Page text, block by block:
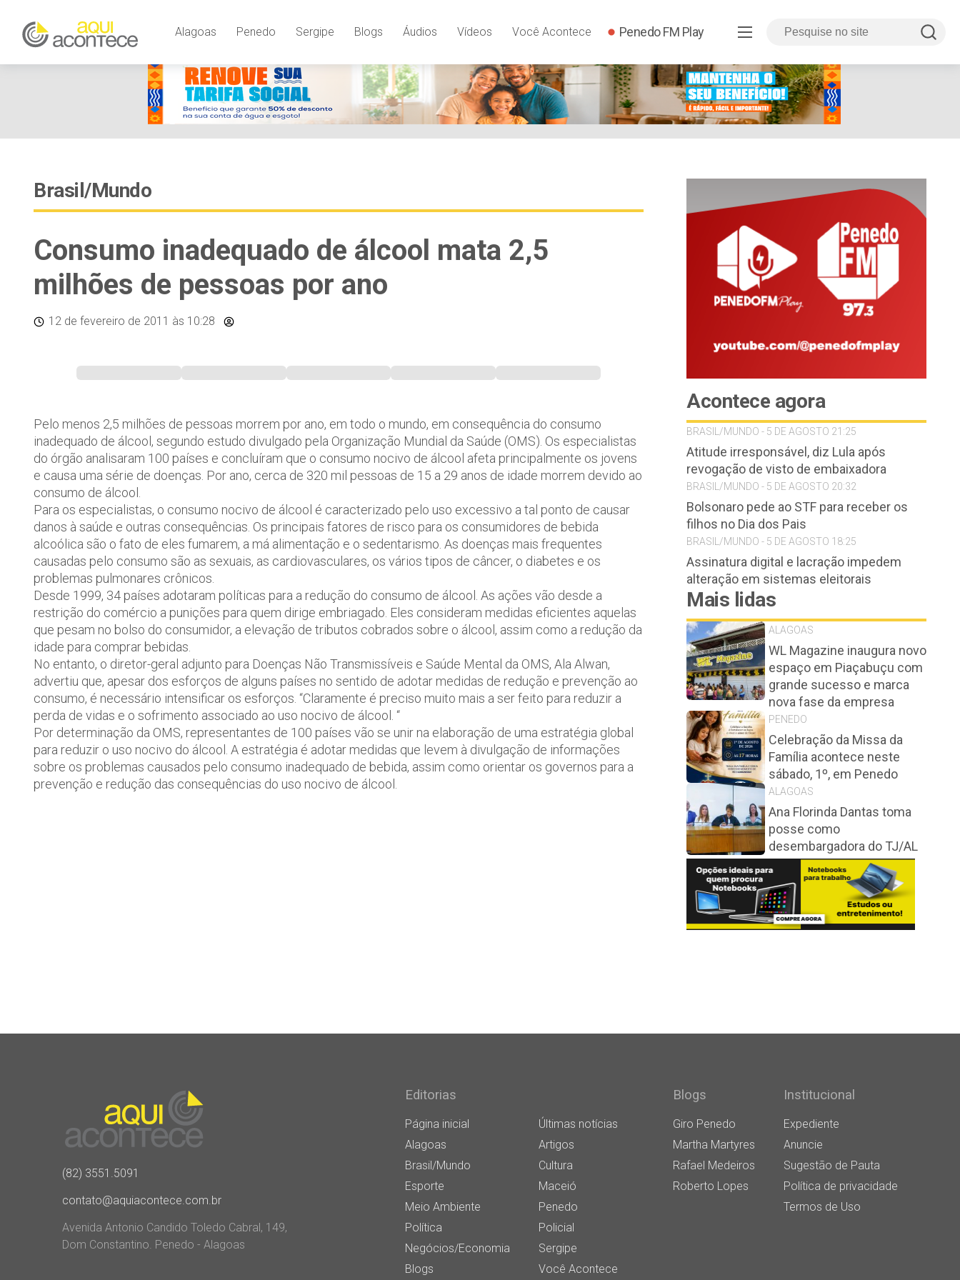
Alagoas Penedo Sergipe Blogs Áudios Vídeos Você Acontece Penedo FM Play
Brasil/Mundo
Consumo inadequado de álcool mata 2,5
milhões de pessoas por ano
12 de fevereiro de 2011 às 10:28
Pelo menos 2,5 milhões de pessoas morrem por ano, em todo o mundo, em consequência do consumo
inadequado de álcool, segundo estudo divulgado pela Organização Mundial da Saúde (OMS). Os especialistas
do órgão analisaram 100 países e concluíram que o consumo nocivo de álcool afeta principalmente os jovens
e causa uma série de doenças. Por ano, cerca de 320 mil pessoas de 15 a 29 anos de idade morrem devido ao
consumo de álcool.
Para os especialistas, o consumo nocivo de álcool é caracterizado pelo uso excessivo a tal ponto de causar
danos à saúde e outras consequências. Os principais fatores de risco para os consumidores de bebida
alcoólica são o fato de eles fumarem, a má alimentação e o sedentarismo. As doenças mais frequentes
causadas pelo consumo são as sexuais, as cardiovasculares, os vários tipos de câncer, o diabetes e os
problemas pulmonares crônicos.
Desde 1999, 34 países adotaram políticas para a redução do consumo de álcool. As ações vão desde a
restrição do comércio a punições para quem dirige embriagado. Eles consideram medidas eficientes aquelas
que pesam no bolso do consumidor, a elevação de tributos cobrados sobre o álcool, assim como a redução da
idade para comprar bebidas.
No entanto, o diretor-geral adjunto para Doenças Não Transmissíveis e Saúde Mental da OMS, Ala Alwan,
advertiu que, apesar dos esforços de alguns países no sentido de adotar medidas de redução e prevenção ao
consumo, é necessário intensificar os esforços. “Claramente é preciso muito mais a ser feito para reduzir a
perda de vidas e o sofrimento associado ao uso nocivo de álcool. “
Por determinação da OMS, representantes de 100 países vão se unir na elaboração de uma estratégia global
para reduzir o uso nocivo do álcool. A estratégia é adotar medidas que levem à divulgação de informações
sobre os problemas causados pelo consumo inadequado de bebida, assim como orientar os governos para a
prevenção e redução das consequências do uso nocivo de álcool.
Acontece agora
BRASIL/MUNDO - 5 DE AGOSTO 21:25
Atitude irresponsável, diz Lula após
revogação de visto de embaixadora
BRASIL/MUNDO - 5 DE AGOSTO 20:32
Bolsonaro pede ao STF para receber os
filhos no Dia dos Pais
BRASIL/MUNDO - 5 DE AGOSTO 18:25
Assinatura digital e lacração impedem
alteração em sistemas eleitorais
Mais lidas
ALAGOAS
WL Magazine inaugura novo
espaço em Piaçabuçu com
grande sucesso e marca
nova fase da empresa
PENEDO
Celebração da Missa da
Família acontece neste
sábado, 1º, em Penedo
ALAGOAS
Ana Florinda Dantas toma
posse como
desembargadora do TJ/AL
(82) 3551.5091
contato@aquiacontece.com.br
Avenida Antonio Candido Toledo Cabral, 149,
Dom Constantino. Penedo - Alagoas
Editorias
Página inicial
Últimas notícias
Alagoas
Artigos
Brasil/Mundo
Cultura
Esporte
Maceió
Meio Ambiente
Penedo
Política
Policial
Negócios/Economia
Sergipe
Blogs
Você Acontece
Blogs
Giro Penedo
Martha Martyres
Rafael Medeiros
Roberto Lopes
Institucional
Expediente
Anuncie
Sugestão de Pauta
Política de privacidade
Termos de Uso